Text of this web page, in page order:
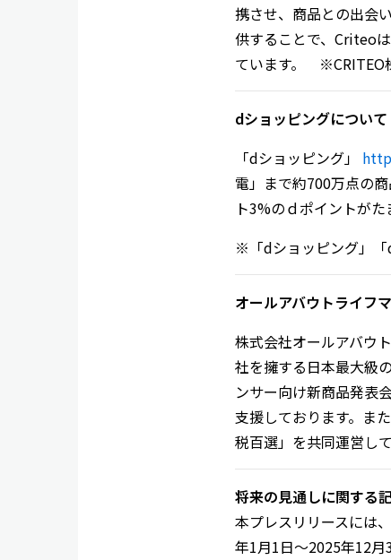
携させ、商品との出会
供することで、Criteo
ています。 ※CRITEO
dショッピングについて
「dショッピング」
電」まで約700万点の
ト3%のｄポイントが
※「dショッピング」「
オールアバウトライフ
株式会社オールアバウ
社を擁する日本最大級
ンサー向け新商品発表
支援しております。ま
税百選」を共同運営して
将来の見通しに関する
本プレスリリースには
年1月1日～2025年12